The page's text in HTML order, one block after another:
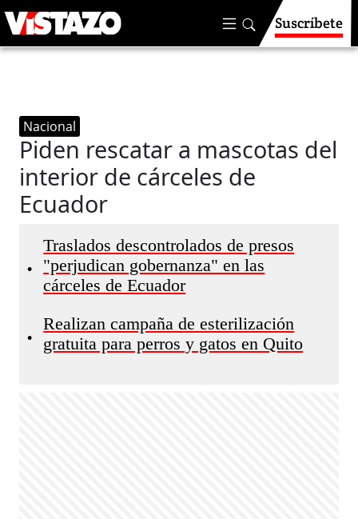
Suscríbete
Nacional
Piden rescatar a mascotas del
interior de cárceles de
Ecuador
•
Traslados descontrolados de presos
"perjudican gobernanza" en las
cárceles de Ecuador
•
Realizan campaña de esterilización
gratuita para perros y gatos en Quito